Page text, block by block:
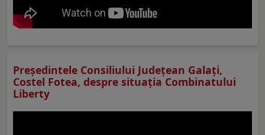
Preşedintele Consiliului Judeţean Galaţi,
Costel Fotea, despre situaţia Combinatului
Liberty